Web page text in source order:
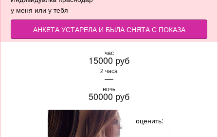
у меня или у тебя
АНКЕТА УСТАРЕЛА И БЫЛА СНЯТА С ПОКАЗА
час
15000 руб
2 часа
—
ночь
50000 руб
оценить: